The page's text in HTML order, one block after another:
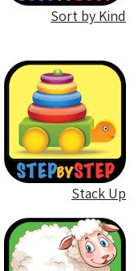
Sort by Kind
Stack Up